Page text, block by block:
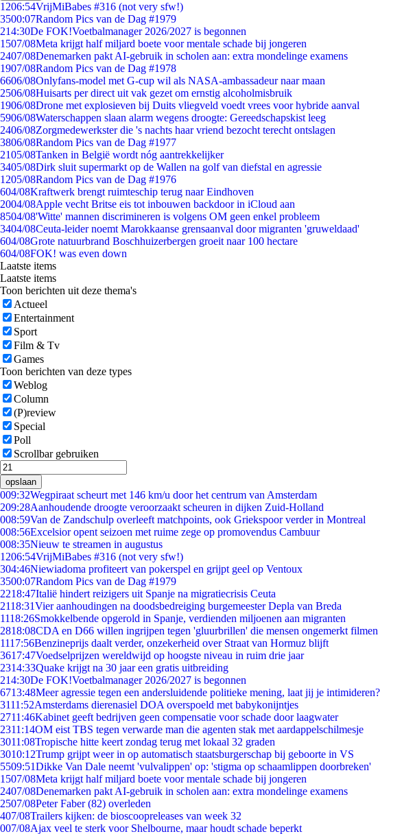
1206:54VrijMiBabes #316 (not very sfw!)
3500:07Random Pics van de Dag #1979
214:30De FOK!Voetbalmanager 2026/2027 is begonnen
1507/08Meta krijgt half miljard boete voor mentale schade bij jongeren
2407/08Denemarken pakt AI-gebruik in scholen aan: extra mondelinge examens
1907/08Random Pics van de Dag #1978
6606/08Onlyfans-model met G-cup wil als NASA-ambassadeur naar maan
2506/08Huisarts per direct uit vak gezet om ernstig alcoholmisbruik
1906/08Drone met explosieven bij Duits vliegveld voedt vrees voor hybride aanval
5906/08Waterschappen slaan alarm wegens droogte: Gereedschapskist leeg
2406/08Zorgmedewerkster die 's nachts haar vriend bezocht terecht ontslagen
3806/08Random Pics van de Dag #1977
2105/08Tanken in België wordt nóg aantrekkelijker
3405/08Dirk sluit supermarkt op de Wallen na golf van diefstal en agressie
1205/08Random Pics van de Dag #1976
604/08Kraftwerk brengt ruimteschip terug naar Eindhoven
2004/08Apple vecht Britse eis tot inbouwen backdoor in iCloud aan
8504/08'Witte' mannen discrimineren is volgens OM geen enkel probleem
3404/08Ceuta-leider noemt Marokkaanse grensaanval door migranten 'gruweldaad'
604/08Grote natuurbrand Boschhuizerbergen groeit naar 100 hectare
604/08FOK! was even down
Laatste items
Laatste items
Toon berichten uit deze thema's
Actueel
Entertainment
Sport
Film & Tv
Games
Toon berichten van deze types
Weblog
Column
(P)review
Special
Poll
Scrollbar gebruiken
opslaan
009:32Wegpiraat scheurt met 146 km/u door het centrum van Amsterdam
209:28Aanhoudende droogte veroorzaakt scheuren in dijken Zuid-Holland
008:59Van de Zandschulp overleeft matchpoints, ook Griekspoor verder in Montreal
008:56Excelsior opent seizoen met ruime zege op promovendus Cambuur
008:35Nieuw te streamen in augustus
1206:54VrijMiBabes #316 (not very sfw!)
304:46Niewiadoma profiteert van pokerspel en grijpt geel op Ventoux
3500:07Random Pics van de Dag #1979
2218:47Italië hindert reizigers uit Spanje na migratiecrisis Ceuta
2118:31Vier aanhoudingen na doodsbedreiging burgemeester Depla van Breda
1118:26Smokkelbende opgerold in Spanje, verdienden miljoenen aan migranten
2818:08CDA en D66 willen ingrijpen tegen 'gluurbrillen' die mensen ongemerkt filmen
1117:56Benzineprijs daalt verder, onzekerheid over Straat van Hormuz blijft
3617:47Voedselprijzen wereldwijd op hoogste niveau in ruim drie jaar
2314:33Quake krijgt na 30 jaar een gratis uitbreiding
214:30De FOK!Voetbalmanager 2026/2027 is begonnen
6713:48Meer agressie tegen een andersluidende politieke mening, laat jij je intimideren?
3111:52Amsterdams dierenasiel DOA overspoeld met babykonijntjes
2711:46Kabinet geeft bedrijven geen compensatie voor schade door laagwater
2311:14OM eist TBS tegen verwarde man die agenten stak met aardappelschilmesje
3011:08Tropische hitte keert zondag terug met lokaal 32 graden
3010:12Trump grijpt weer in op automatisch staatsburgerschap bij geboorte in VS
5509:51Dikke Van Dale neemt 'vulvalippen' op: 'stigma op schaamlippen doorbreken'
1507/08Meta krijgt half miljard boete voor mentale schade bij jongeren
2407/08Denemarken pakt AI-gebruik in scholen aan: extra mondelinge examens
2507/08Peter Faber (82) overleden
407/08Trailers kijken: de bioscoopreleases van week 32
007/08Ajax veel te sterk voor Shelbourne, maar houdt schade beperkt